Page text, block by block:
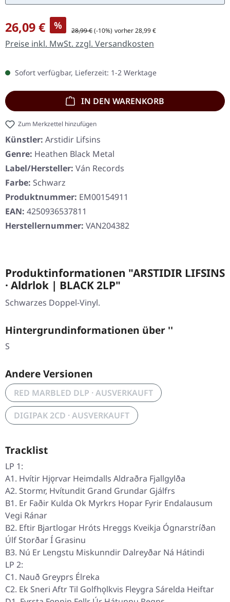
Verkaufspreis:
26,09 € % Regulärer Preis:
28,99 €(-10%) vorher 28,99 €
Preise inkl. MwSt. zzgl. Versandkosten
Sofort verfügbar, Lieferzeit: 1-2 Werktage
IN DEN WARENKORB
Zum Merkzettel hinzufügen
Künstler: Arstidir Lifsins
Genre: Heathen Black Metal
Label/Hersteller: Ván Records
Farbe: Schwarz
Produktnummer: EM00154911
EAN: 4250936537811
Herstellernummer: VAN204382
Produktinformationen "ARSTIDIR LIFSINS
· Aldrlok | BLACK 2LP"
Schwarzes Doppel-Vinyl.
Hintergrundinformationen über ''
S
Andere Versionen
RED MARBLED DLP · AUSVERKAUFT
DIGIPAK 2CD · AUSVERKAUFT
Tracklist
LP 1:
A1. Hvítir Hjǫrvar Heimdalls Aldraðra Fjallgylða
A2. Stormr, Hvítundit Grand Grundar Gjálfrs
B1. Er Faðir Kulda Ok Myrkrs Hopar Fyrir Endalausum
Vegi Ránar
B2. Eftir Bjartlogar Hróts Hreggs Kveikja Ógnarstríðan
Úlf Storðar Í Grasinu
B3. Nú Er Lengstu Miskunndir Dalreyðar Ná Hátindi
LP 2:
C1. Nauð Greyprs Élreka
C2. Ek Sneri Aftr Til Golfhǫlkvis Fleygra Sárelda Heiftar